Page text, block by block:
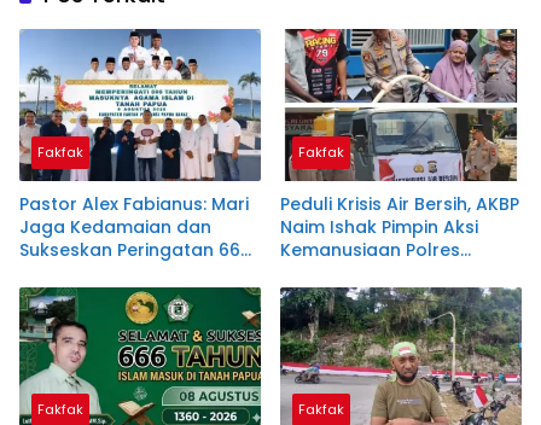
Fakfak
Pastor Alex Fabianus: Mari
Jaga Kedamaian dan
Sukseskan Peringatan 666
Fakfak
Peduli Krisis Air Bersih, AKBP
Naim Ishak Pimpin Aksi
Kemanusiaan Polres
Fakfak Fakfak